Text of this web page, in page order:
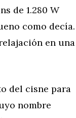
de 1.280 W
como decía.
en una
del cisne para
nombre